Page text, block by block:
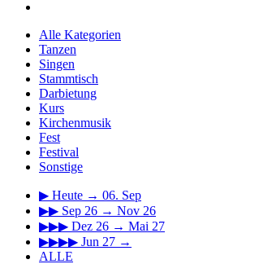
Alle Kategorien
Tanzen
Singen
Stammtisch
Darbietung
Kurs
Kirchenmusik
Fest
Festival
Sonstige
▶ Heute → 06. Sep
▶▶ Sep 26 → Nov 26
▶▶▶ Dez 26 → Mai 27
▶▶▶▶ Jun 27 →
ALLE